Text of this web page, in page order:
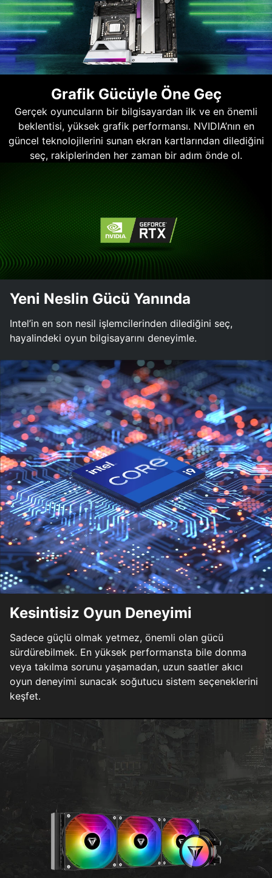
Grafik Gücüyle Öne Geç
Gerçek oyuncuların bir bilgisayardan ilk ve en önemli
beklentisi, yüksek grafik performansı. NVIDIA’nın en
güncel teknolojilerini sunan ekran kartlarından dilediğini
seç, rakiplerinden her zaman bir adım önde ol.
Yeni Neslin Gücü Yanında
Intel’in en son nesil işlemcilerinden dilediğini seç,
hayalindeki oyun bilgisayarını deneyimle.
Kesintisiz Oyun Deneyimi
Sadece güçlü olmak yetmez, önemli olan gücü
sürdürebilmek. En yüksek performansta bile donma
veya takılma sorunu yaşamadan, uzun saatler akıcı
oyun deneyimi sunacak soğutucu sistem seçeneklerini
keşfet.